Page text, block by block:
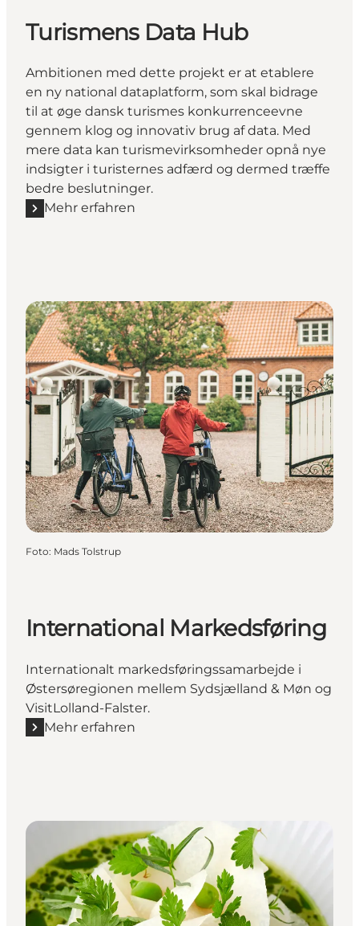
Turismens Data Hub
Ambitionen med dette projekt er at etablere
en ny national dataplatform, som skal bidrage
til at øge dansk turismes konkurrenceevne
gennem klog og innovativ brug af data. Med
mere data kan turismevirksomheder opnå nye
indsigter i turisternes adfærd og dermed træffe
bedre beslutninger.
Mehr erfahren
Mehr erfahren "Turismens Data Hub"
Foto: Mads Tolstrup
International Markedsføring
Internationalt markedsføringssamarbejde i
Østersøregionen mellem Sydsjælland & Møn og
VisitLolland-Falster.
Mehr erfahren
Mehr erfahren "International Markedsføring"